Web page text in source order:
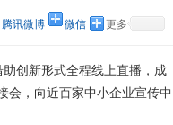
腾讯微博 微信 更多
创新形式全程线上直播，成
会，向近百家中小企业宣传中